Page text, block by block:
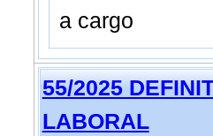
a cargo
55/2025
LABORAL